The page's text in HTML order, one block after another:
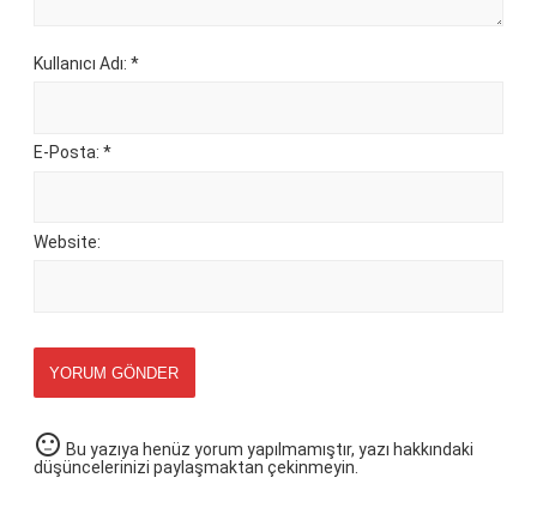
Kullanıcı Adı: *
E-Posta: *
Website:
YORUM GÖNDER
sentiment_neutral Bu yazıya henüz yorum yapılmamıştır, yazı hakkındaki
düşüncelerinizi paylaşmaktan çekinmeyin.